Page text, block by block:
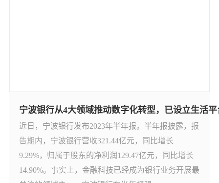
宁波银行从4大领域推动数字化转型，已设立生活
近日，宁波银行发布2023年半年报。半年报披露，报
告期内，宁波银行营收321.44亿元，同比增长
9.29%，归属于股东的净利润129.47亿元，同比增长
14.90%。事实上，金融科技已经成为银行业务开展最